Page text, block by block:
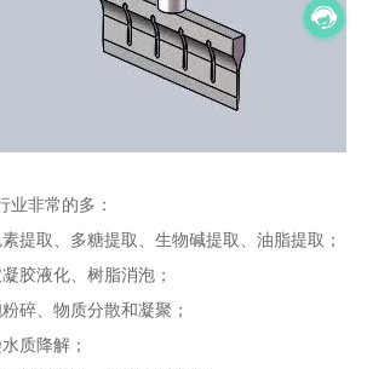
业非常的多：
提取、多糖提取、生物碱提取、油脂提取；
胶液化、树脂消泡；
碎、物质分散和凝聚；
质降解；